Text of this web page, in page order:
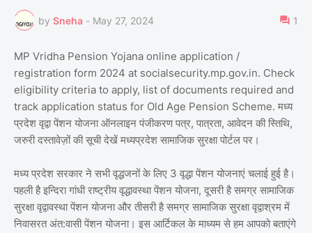
by Sneha - May 27, 2024 1
MP Vridha Pension Yojana online application /
registration form 2024 at socialsecurity.mp.gov.in. Check
eligibility criteria to apply, list of documents required and
track application status for Old Age Pension Scheme. मध्य
प्रदेश वृद्वा पेंशन योजना ऑनलाइन पंजीकरण पत्र, पात्रता, आवेदन की स्तिथि,
जरुरी दस्तावेज़ों की सूची देखें मध्यप्रदेश सामाजिक सुरक्षा पोर्टल पर।
मध्य प्रदेश सरकार ने सभी वृद्धजनों के लिए 3 वृद्धा पेंशन योजनाएं चलाई हुई है।
पहली है इन्दिरा गांधी राष्ट्रीय वृद्धावस्था पेंशन योजना, दूसरी है समग्र सामाजिक
सुरक्षा वृद्वावस्‍था पेंशन योजना और तीसरी है समग्र सामाजिक सुरक्षा वृद्वाश्रम में
निवासरत अंत:वासी पेंशन योजना। इस आर्टिकल के माध्यम से हम आपको बताएंगे